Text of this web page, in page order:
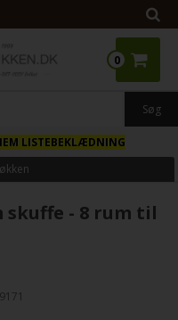
0
LISTEBEKLÆDNING
skuffe - 8 rum til